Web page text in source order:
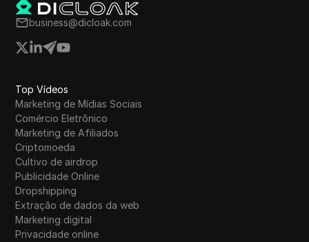
business@dicloak.com
Top Vídeos
Marketing de Mídias Sociais
Comércio Eletrônico
Marketing de Afiliados
Criptomoeda
Cultivo de airdrop
Publicidade Online
Dropshipping
Extração de dados da web
Marketing digital
Privacidade online